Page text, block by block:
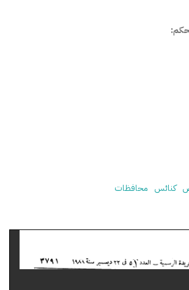
كنائس محافظات